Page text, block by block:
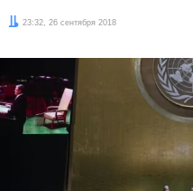
Дата:23:32, 26 сентября 2018